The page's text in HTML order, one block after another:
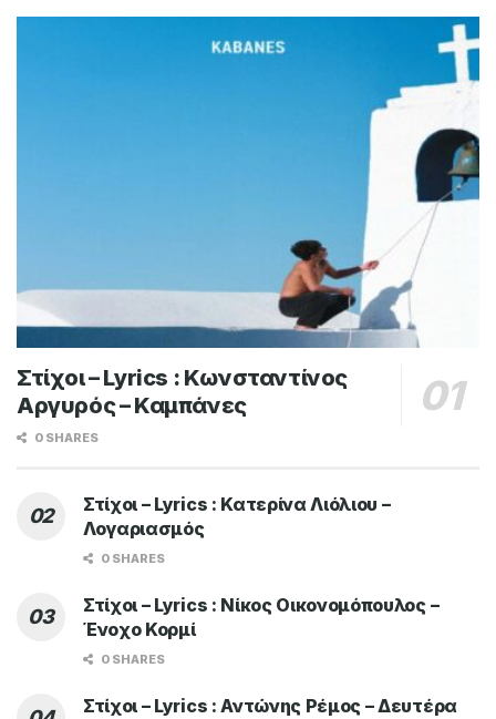
Στίχοι – Lyrics : Κωνσταντίνος
Αργυρός – Καμπάνες
0 SHARES
Στίχοι – Lyrics : Κατερίνα Λιόλιου –
Λογαριασμός
0 SHARES
Στίχοι – Lyrics : Νίκος Οικονομόπουλος –
Ένοχο Κορμί
0 SHARES
Στίχοι – Lyrics : Αντώνης Ρέμος – Δευτέρα